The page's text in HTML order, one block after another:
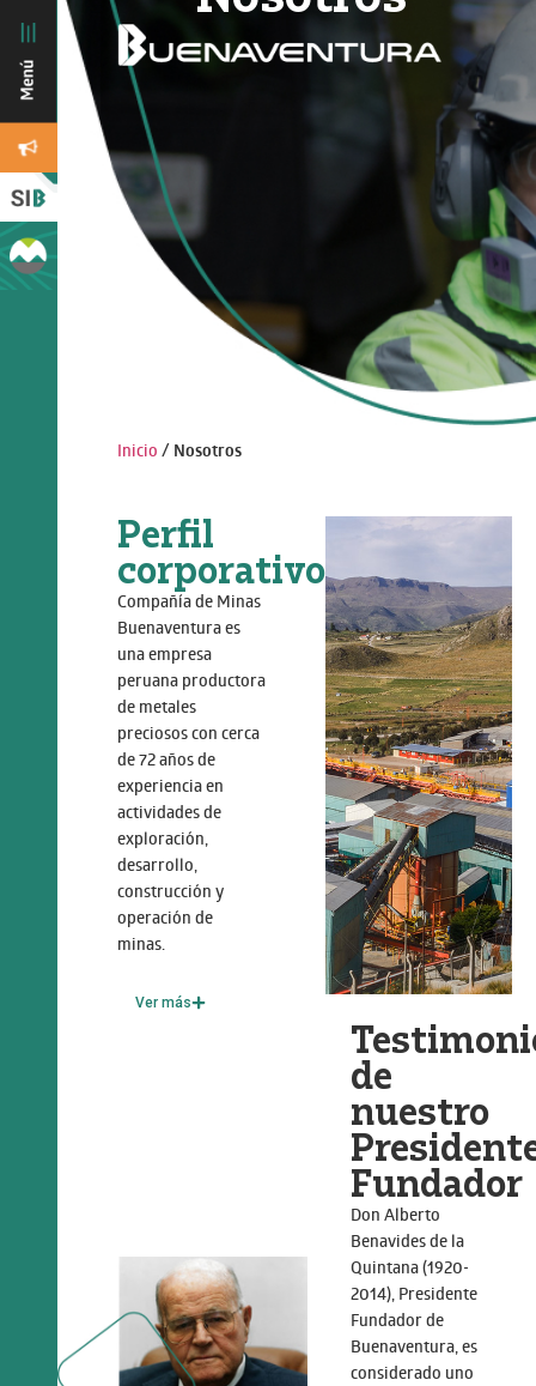
Inicio / Nosotros
Perfil
corporativo
Compañía de Minas
Buenaventura es
una empresa
peruana productora
de metales
preciosos con cerca
de 72 años de
experiencia en
actividades de
exploración,
desarrollo,
construcción y
operación de
minas.
Ver más
de
nuestro
Fundador
Don Alberto
Benavides de la
Quintana (1920-
2014), Presidente
Fundador de
Buenaventura, es
considerado uno